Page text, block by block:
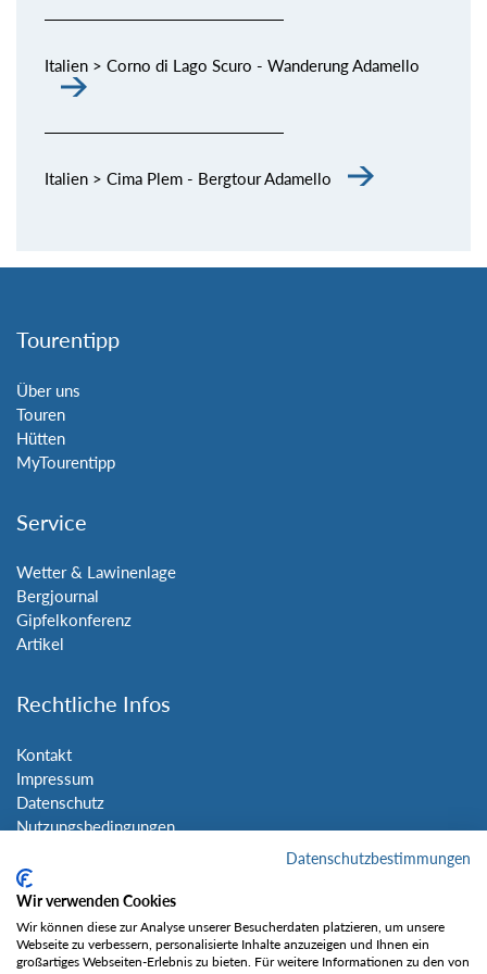
Italien > Corno di Lago Scuro - Wanderung Adamello
Italien > Cima Plem - Bergtour Adamello
Tourentipp
Über uns
Touren
Hütten
MyTourentipp
Service
Wetter & Lawinenlage
Bergjournal
Gipfelkonferenz
Artikel
Rechtliche Infos
Kontakt
Impressum
Datenschutz
Nutzungsbedingungen
Social Media
Datenschutzbestimmungen
Wir verwenden Cookies
Wir können diese zur Analyse unserer Besucherdaten platzieren, um unsere
Webseite zu verbessern, personalisierte Inhalte anzuzeigen und Ihnen ein
großartiges Webseiten-Erlebnis zu bieten. Für weitere Informationen zu den von